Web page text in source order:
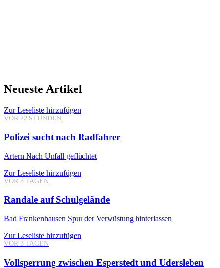
Neueste Artikel
Zur Leseliste hinzufügen
VOR 22 STUNDEN
Polizei sucht nach Radfahrer
Artern Nach Unfall geflüchtet
Zur Leseliste hinzufügen
VOR 3 TAGEN
Randale auf Schulgelände
Bad Frankenhausen Spur der Verwüstung hinterlassen
Zur Leseliste hinzufügen
VOR 3 TAGEN
Vollsperrung zwischen Esperstedt und Udersleben